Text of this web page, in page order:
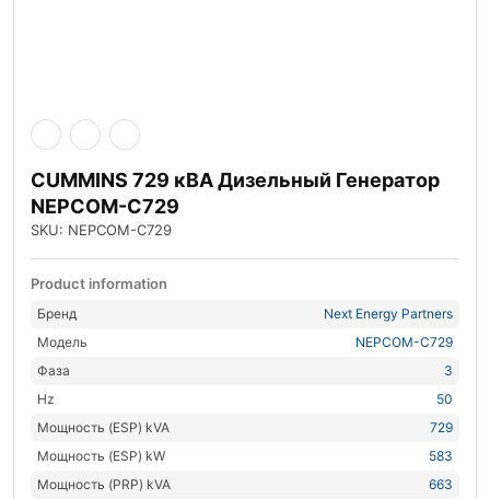
CUMMINS 729 кВА Дизельный Генератор
NEPCOM-C729
SKU: NEPCOM-C729
Product information
Бренд
Next Energy Partners
Модель
NEPCOM-C729
Фаза
3
Hz
50
Мощность (ESP) kVA
729
Мощность (ESP) kW
583
Мощность (PRP) kVA
663